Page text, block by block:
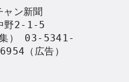
ン新聞
野2-1-5
） 03-5341-
（広告）